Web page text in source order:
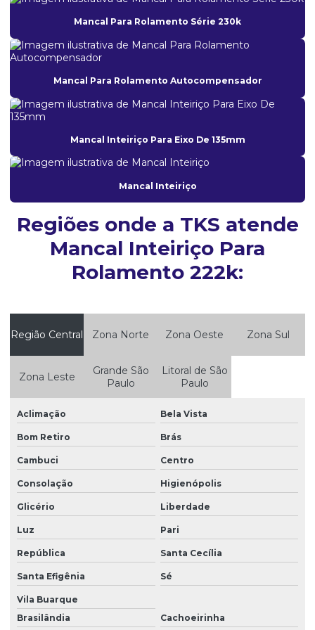
Fabricante De Válvula Esfera Em Sp
Fabricantes De Aço Em São Paulo
Fornecedor De Aço Fundido Em Sp
Fornecedor De Fundição Em Aço
Fornecedores De Fundição De Aço Em São Paulo
Fornecedores De Mancais Para Carga Alta
Fornecedores De Válvula Esfera Em São Paulo
Fornecimento De Aço Fundido
Fundição De Aço Carbono
Fundição De Aço Carbono Sp
Fundição De Aço Em São Paulo
Fundição De Aço Inoxidável Para Indústria
Fundição De Aço Para Indústrias
Fundição De Aço Para Indústrias Em São Paulo
Fundição De Ligas De Aço Inoxidável
Fundição De Peças De Aço Inoxidável Personalizadas
Fundição De Peças Em Aço
Fundição De Peças Em Aço Inoxidável
Mancais Bipartidos Com Inclinação
Mancal Para Rolamento Série 230k
Mancal Para Rolamento Autocompensador
Mancal Inteiriço Para Eixo De 135mm
Mancal Inteiriço
Regiões onde a TKS atende
Mancal Inteiriço Para
Rolamento 222k:
Região Central Zona Norte Zona Oeste Zona Sul
Zona Leste
Grande São
Paulo
Litoral de São
Paulo
Aclimação Bela Vista
Bom Retiro Brás
Cambuci Centro
Consolação Higienópolis
Glicério Liberdade
Luz Pari
República Santa Cecília
Santa Efigênia Sé
Vila Buarque
Brasilândia
Cachoeirinha